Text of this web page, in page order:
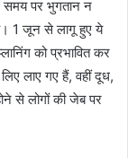
समय पर भुगतान न
1 जून से लागू हुए ये
को प्रभावित कर
लाए गए हैं, वहीं दूध,
से लोगों की जेब पर